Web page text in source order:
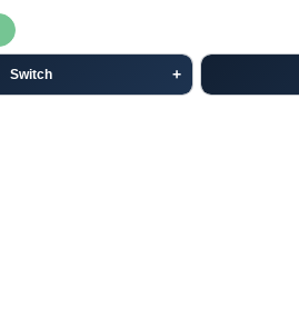
Switch